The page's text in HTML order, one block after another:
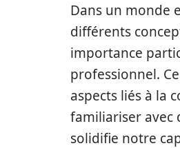
Dans un monde
différents
importance
professionnel.
aspects liés à la
familiariser avec
solidifie notre